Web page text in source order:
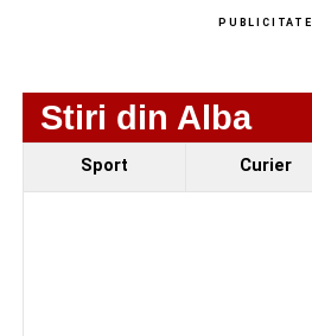
PUBLICITATE
Stiri din Alba
Sport Curier